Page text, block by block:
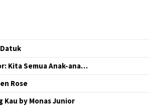
Kita Semua Anak-ana…
Rose
Kau by Monas Junior